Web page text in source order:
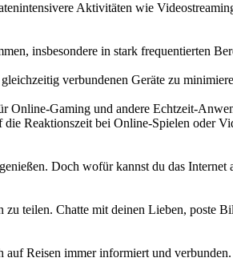
Aktivitäten wie
insbesondere in stark frequentierten
verbundenen Geräte zu
Online-Gaming und andere Echtzeit-
Reaktionszeit bei Online-Spielen oder
Doch wofür kannst du das Internet
teilen. Chatte mit deinen Lieben, poste
auf Reisen immer informiert und verbunden.